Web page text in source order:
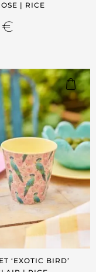
| RICE
€
‘EXOTIC BIRD’